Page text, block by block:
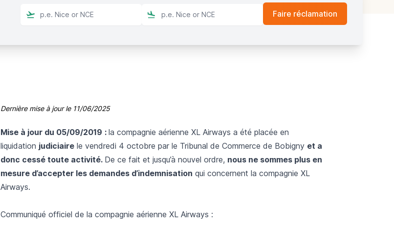
Dernière mise à jour le 11/06/2025
Mise à jour du 05/09/2019 : la compagnie aérienne XL Airways a été placée en
liquidation judiciairele vendredi 4 octobre par le Tribunal de Commerce de Bobigny et a
donc cessé toute activité. De ce fait et jusqu’à nouvel ordre, nous ne sommes plus en
mesure d’accepter les demandes d’indemnisation qui concernent la compagnie XL
Airways.
Communiqué officiel de la compagnie aérienne XL Airways :